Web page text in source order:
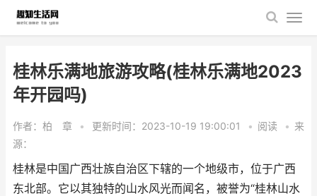
桂林乐满地旅游攻略(桂林乐满地2023
年开园吗)
作者：柏 章 • 更新时间：2023-10-19 19:00:01 • 阅读 • 来
源：
桂林是中国广西壮族自治区下辖的一个地级市，位于广西
东北部。它以其独特的山水风光而闻名，被誉为“桂林山水